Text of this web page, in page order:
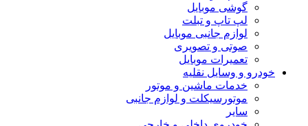
گوشی موبایل
لپ تاپ و تبلت
لوازم جانبی موبایل
صوتی و تصویری
تعمیرات موبایل
خودرو و وسایل نقلیه
خدمات ماشین و موتور
موتورسیکلت و لوازم جانبی
سایر